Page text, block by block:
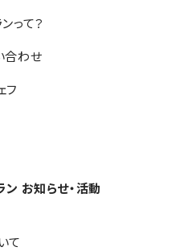
って？
合わせ
フ
お知らせ・活動
て